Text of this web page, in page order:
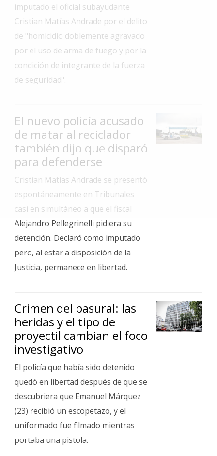
Interés
General
La
Ciudad
Deportes
Policiales
Cartelera
Fotos
de
Familia
Clasificados
Fúnebres
imputado el oficial subayudante
Cristian Matías Andrade por el delito
de "homicidio doblemente agravado
por el uso de arma de fuego y por la
condición de integrante de la fuerza
de seguridad".
El nuevo policía acusado
de matar al reciclador
también dijo que disparó
para defenderse
Cristian Matías Andrade se presentó
espontáneamente en Tribunales
casi en simultáneo a que el fiscal
Alejandro Pellegrinelli pidiera su
detención. Declaró como imputado
pero, al estar a disposición de la
Justicia, permanece en libertad.
Crimen del basural: las
heridas y el tipo de
proyectil cambian el foco
investigativo
El policía que había sido detenido
quedó en libertad después de que se
descubriera que Emanuel Márquez
(23) recibió un escopetazo, y el
uniformado fue filmado mientras
portaba una pistola.